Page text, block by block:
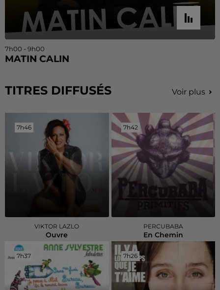
7h00 - 9h00
MATIN CALIN
TITRES DIFFUSÉS Voir plus
7h46
7h46
VIKTOR LAZLO
Ouvre
7h42
7h42
PERCUBABA
En Chemin
7h37
7h37 7h26
7h26